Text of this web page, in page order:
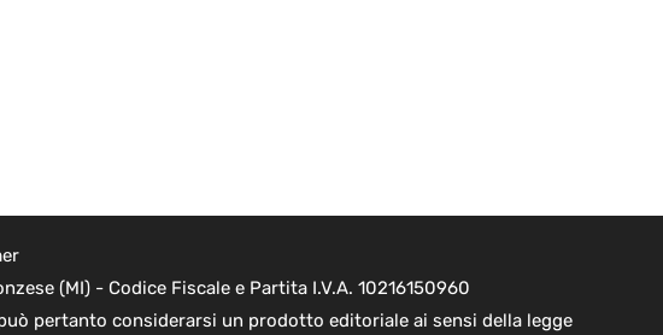
(MI) - Codice Fiscale e Partita I.V.A. 10216150960
pertanto considerarsi un prodotto editoriale ai sensi della legge